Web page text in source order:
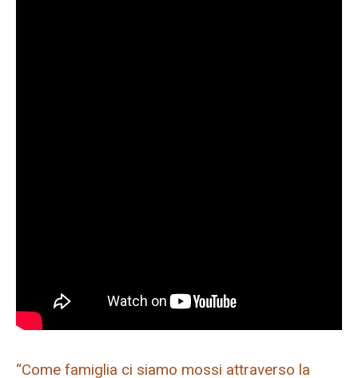
“Come famiglia ci siamo mossi attraverso la